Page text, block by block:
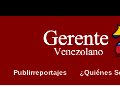
Publirreportajes ¿Quiénes